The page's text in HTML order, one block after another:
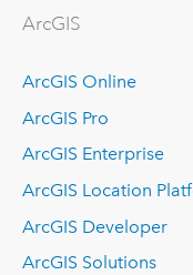
ArcGIS
ArcGIS Online
ArcGIS Pro
ArcGIS Enterprise
ArcGIS Location
ArcGIS Developer
ArcGIS Solutions